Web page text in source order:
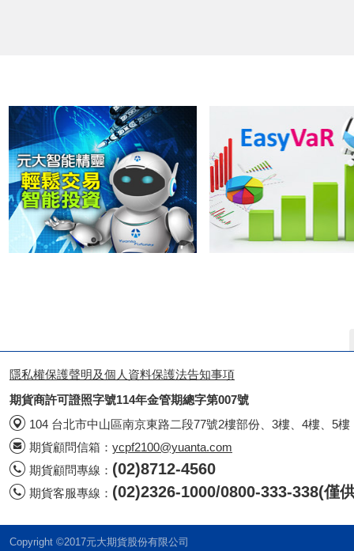
隱私權保護聲明及個人資料保護法告知事項
期貨商許可證照字號114年金管期總字第007號
104 台北市中山區南京東路二段77號2樓部份、3樓、4樓、5樓
期貨顧問信箱： ycpf2100@yuanta.com
期貨顧問專線： (02)8712-4560
期貨客服專線： (02)2326-1000/0800-333-338(僅
Copyright ©2017元大期貨股份有限公司